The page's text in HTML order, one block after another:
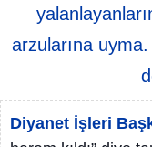
arzularına
Diyanet İşleri